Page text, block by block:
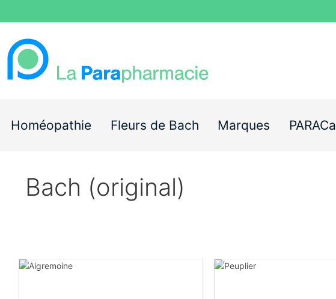
Homéopathie Fleurs de Bach Marques
Bach (original)